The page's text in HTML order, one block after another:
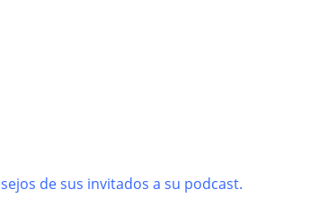
de sus invitados a su podcast.